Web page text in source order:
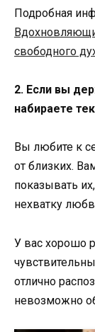
Подробная
свободного
2. Если вы
набираете
Вы любите к
от близких.
показывать
нехватку
У вас хорошо
отлично
невозможно